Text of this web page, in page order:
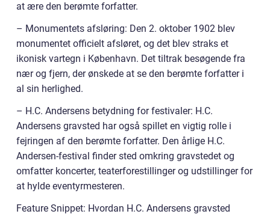
at ære den berømte forfatter.
– Monumentets afsløring: Den 2. oktober 1902 blev
monumentet officielt afsløret, og det blev straks et
ikonisk vartegn i København. Det tiltrak besøgende fra
nær og fjern, der ønskede at se den berømte forfatter i
al sin herlighed.
– H.C. Andersens betydning for festivaler: H.C.
Andersens gravsted har også spillet en vigtig rolle i
fejringen af den berømte forfatter. Den årlige H.C.
Andersen-festival finder sted omkring gravstedet og
omfatter koncerter, teaterforestillinger og udstillinger for
at hylde eventyrmesteren.
Feature Snippet: Hvordan H.C. Andersens gravsted